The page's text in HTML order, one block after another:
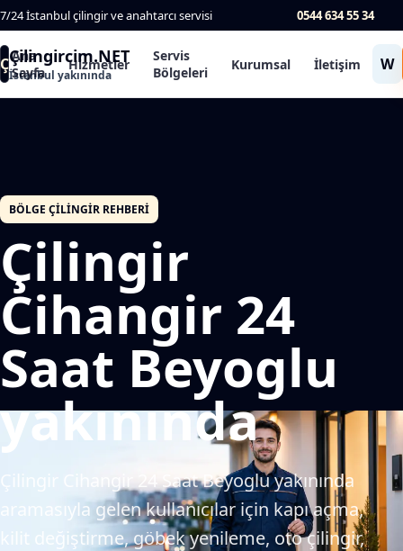
7/24 İstanbul çilingir ve anahtarcı servisi 0544 634 55 34
ÇÇilingircim.NET
İstanbul yakınında
Ana
Sayfa
Hizmetler
Servis
Bölgeleri
Kurumsal İletişim W
BÖLGE ÇILINGIR REHBERI
Çilingir
Cihangir 24
Saat Beyoglu
yakınında
Çilingir Cihangir 24 Saat Beyoglu yakınında
aramasıyla gelen kullanıcılar için kapı açma,
kilit değiştirme, göbek yenileme, oto çilingir,